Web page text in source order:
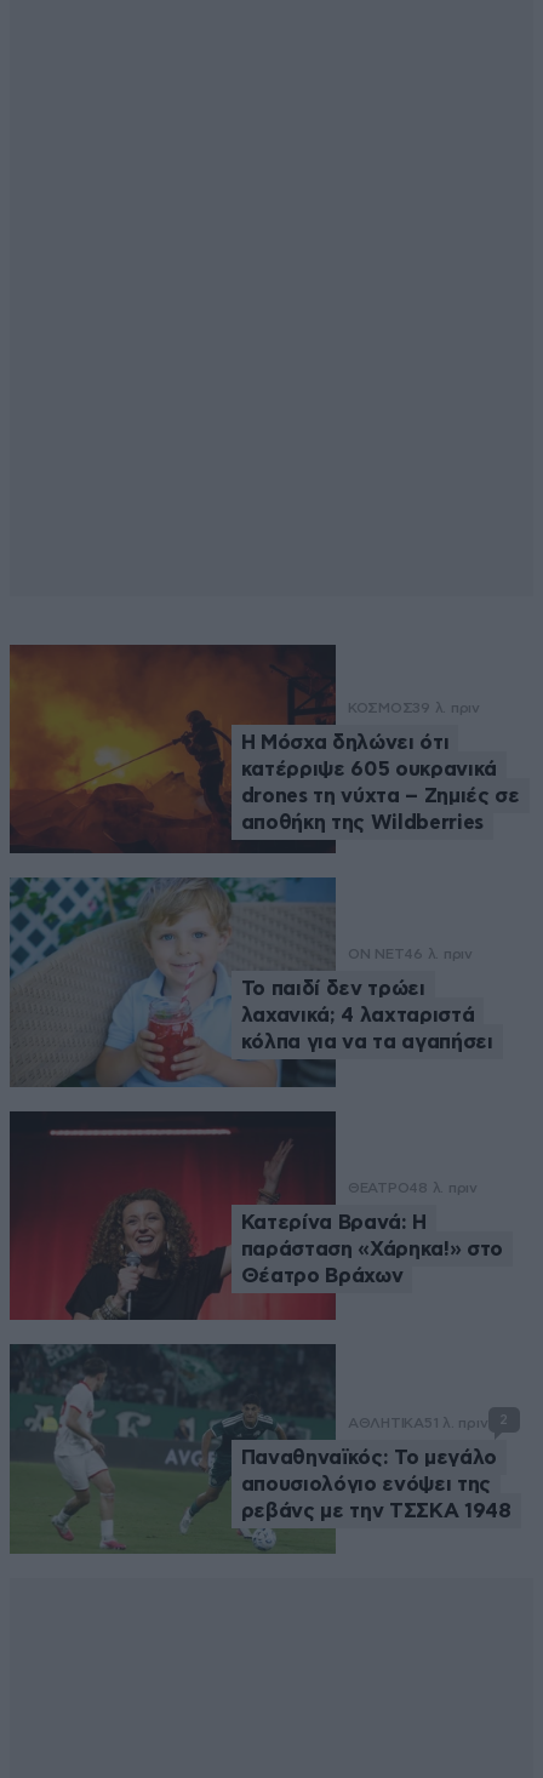
ΚΟΣΜΟΣ39 λ. πριν
Η Μόσχα δηλώνει ότι
κατέρριψε 605 ουκρανικά
drones τη νύχτα – Zημιές σε
αποθήκη της Wildberries
ON NET46 λ. πριν
Το παιδί δεν τρώει
λαχανικά; 4 λαχταριστά
κόλπα για να τα αγαπήσει
ΘΕΑΤΡΟ48 λ. πριν
Κατερίνα Βρανά: Η
παράσταση «Χάρηκα!» στο
Θέατρο Βράχων
ΑΘΛΗΤΙΚΑ51 λ. πριν 2
Παναθηναϊκός: Το μεγάλο
απουσιολόγιο ενόψει της
ρεβάνς με την ΤΣΣΚΑ 1948